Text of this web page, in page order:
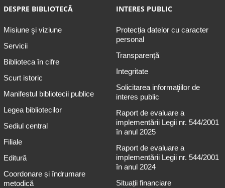
DESPRE BIBLIOTECĂ
Misiune şi viziune
Servicii
Biblioteca în cifre
Scurt istoric
Manifestul bibliotecii publice
Legea bibliotecilor
Sediul central
Filiale
Editură
Coordonare și îndrumare
metodică
INTERES PUBLIC
Protecția datelor cu caracter
personal
Transparență
Integritate
Solicitarea informaţiilor de
interes public
Raport de evaluare a
implementării Legii nr. 544/2001
în anul 2025
Raport de evaluare a
implementării Legii nr. 544/2001
în anul 2024
Situații financiare